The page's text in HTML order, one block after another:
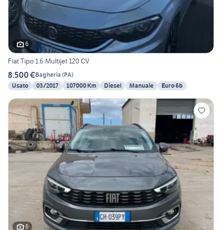
6
Fiat Tipo 1.6 Multijet 120 CV
8.500 €Bagheria (PA)
Usato
03/2017 107000 Km Diesel Manuale Euro 6b
6